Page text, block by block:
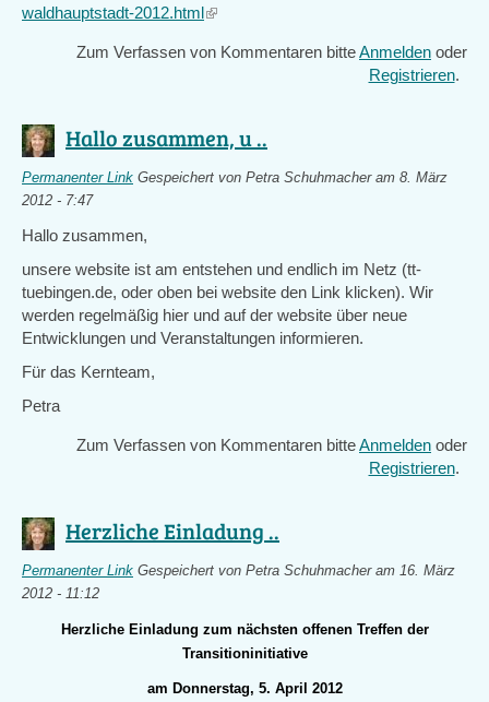
waldhauptstadt-2012.html(link
external)
Zum Verfassen von Kommentaren bitteAnmelden oder
Registrieren.
Hallo zusammen, u ..
Permanenter Link Gespeichert von Petra Schuhmacheram 8. März
2012 - 7:47
Hallo zusammen,
unsere website ist am entstehen und endlich im Netz (tt-
tuebingen.de, oder oben bei website den Link klicken). Wir
werden regelmäßig hier und auf der website über neue
Entwicklungen und Veranstaltungen informieren.
Für das Kernteam,
Petra
Zum Verfassen von Kommentaren bitteAnmelden oder
Registrieren.
Herzliche Einladung ..
Permanenter Link Gespeichert von Petra Schuhmacheram 16. März
2012 - 11:12
Herzliche Einladung zum nächsten offenen Treffen der
Transitioninitiative
am Donnerstag, 5. April 2012